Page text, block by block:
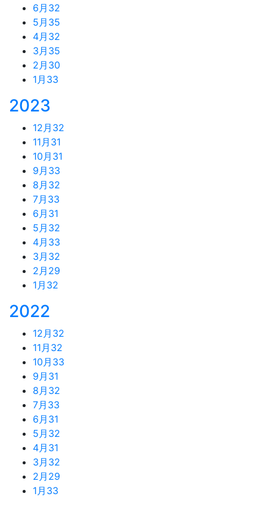
6月 32
5月 35
4月 32
3月 35
2月 30
1月 33
2023
12月 32
11月 31
10月 31
9月 33
8月 32
7月 33
6月 31
5月 32
4月 33
3月 32
2月 29
1月 32
2022
12月 32
11月 32
10月 33
9月 31
8月 32
7月 33
6月 31
5月 32
4月 31
3月 32
2月 29
1月 33